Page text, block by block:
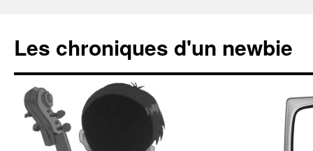
Les chroniques d'un newbie